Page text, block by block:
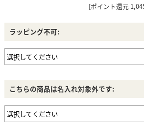
[ポイント還元
ラッピング不可:
こちらの商品は名入れ対象外です: